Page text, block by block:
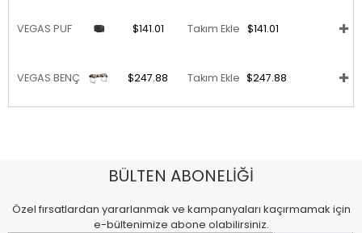
VEGAS PUF $141.01 Takım Ekle $141.01
VEGAS BENÇ $247.88 Takım Ekle $247.88
BÜLTEN ABONELİĞİ
Özel fırsatlardan yararlanmak ve kampanyaları kaçırmamak için
e-bültenimize abone olabilirsiniz.